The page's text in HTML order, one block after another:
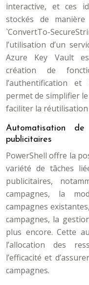
interactive, et ces
stockés de
`ConvertTo-
l’utilisation d’un
Azure Key Vault
création de
l’authentification et
permet de simplifier
faciliter la réutilisation
Automatisation
publicitaires
PowerShell offre la
variété de tâches
publicitaires,
campagnes, la
campagnes
campagnes, la
plus encore. Cette
l’allocation des
l’efficacité et
campagnes.